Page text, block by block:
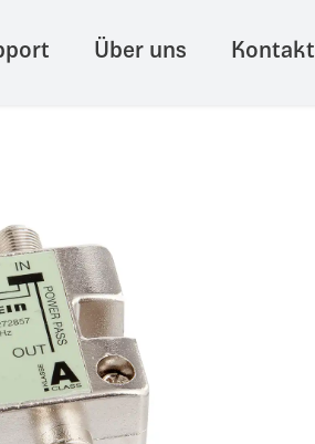
Über uns Kontakt